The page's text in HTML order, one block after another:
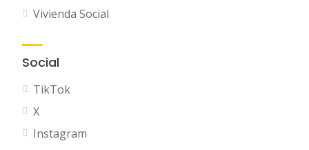
Vivienda Social
Social
TikTok
X
Instagram